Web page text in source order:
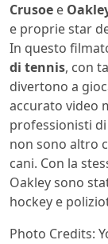
Crusoe e
e proprie star
In questo
di tennis, con
divertono a
accurato video
professionisti
non sono altro
cani. Con la
Oakley sono
hockey e
Photo Credits: